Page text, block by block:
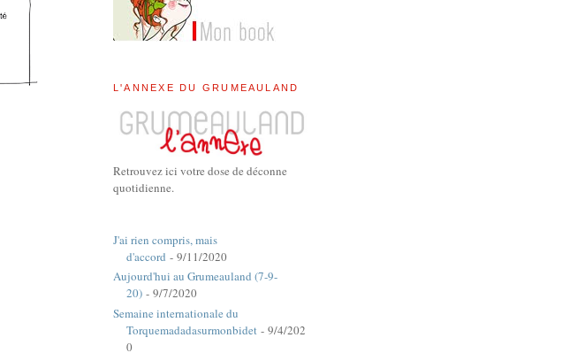
L'ANNEXE DU GRUMEAULAND
Retrouvez ici votre dose de déconne
quotidienne.
J'ai rien compris, mais
d'accord - 9/11/2020
Aujourd'hui au Grumeauland (7-9-
20) - 9/7/2020
Semaine internationale du
Torquemadadasurmonbidet - 9/4/202
0